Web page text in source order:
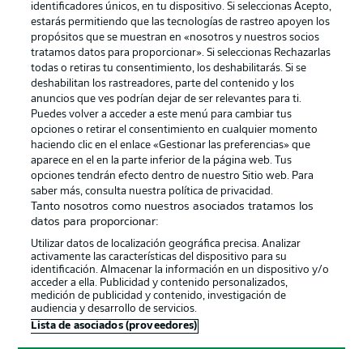
Publicidad Aviso legal
Gestionar las preferencias Declaracion de privacidad
Canales Trabajos
Jugadores Condiciones de uso
Sello Editorial Contacto
© 2026 Bundesliga-Gruppe GmbH
identificadores únicos, en tu dispositivo. Si seleccionas Acepto,
estarás permitiendo que las tecnologías de rastreo apoyen los
propósitos que se muestran en «nosotros y nuestros socios
tratamos datos para proporcionar». Si seleccionas Rechazarlas
todas o retiras tu consentimiento, los deshabilitarás. Si se
deshabilitan los rastreadores, parte del contenido y los
anuncios que ves podrían dejar de ser relevantes para ti.
Puedes volver a acceder a este menú para cambiar tus
opciones o retirar el consentimiento en cualquier momento
haciendo clic en el enlace «Gestionar las preferencias» que
aparece en el en la parte inferior de la página web. Tus
opciones tendrán efecto dentro de nuestro Sitio web. Para
saber más, consulta nuestra política de privacidad.
Tanto nosotros como nuestros asociados tratamos los
datos para proporcionar:
Utilizar datos de localización geográfica precisa. Analizar
activamente las características del dispositivo para su
identificación. Almacenar la información en un dispositivo y/o
acceder a ella. Publicidad y contenido personalizados,
medición de publicidad y contenido, investigación de
audiencia y desarrollo de servicios.
Lista de asociados (proveedores)